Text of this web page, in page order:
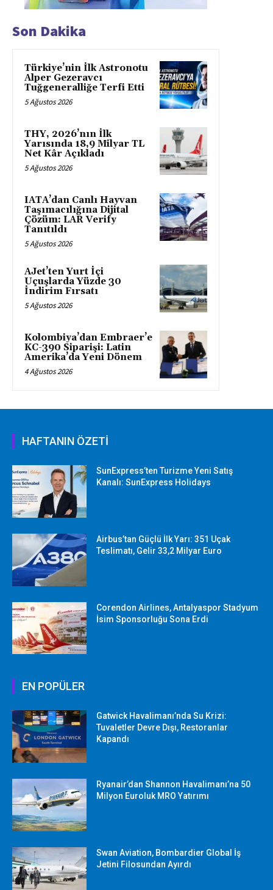
Son Dakika
Türkiye’nin İlk Astronotu
Alper Gezeravcı
Tuğgeneralliğe Terfi Etti
5 Ağustos 2026
THY, 2026’nın İlk
Yarısında 18,9 Milyar TL
Net Kâr Açıkladı
5 Ağustos 2026
IATA’dan Canlı Hayvan
Taşımacılığına Dijital
Çözüm: LAR Verify
Tanıtıldı
5 Ağustos 2026
AJet’ten Yurt İçi
Uçuşlarda Yüzde 30
İndirim Fırsatı
5 Ağustos 2026
Kolombiya’dan Embraer’e
KC-390 Siparişi: Latin
Amerika’da Yeni Dönem
4 Ağustos 2026
HAFTANIN ÖZETİ
SunExpress’ten Turizme Yeni Satış
Kanalı: SunExpress Holidays
Airbus’tan Güçlü İlk Yarı: 351 Uçak
Teslimatı, Gelir 33,2 Milyar Euro
Corendon Airlines, Antalyaspor Stadyum
İsim Sponsorluğu Sona Erdi
EN POPÜLER
Gatwick Havalimanı’nda Su Krizi:
Tuvaletler Devre Dışı, Restoranlar
Kapandı
Ryanair’dan Shannon Havalimanı’na 50
Milyon Euroluk MRO Yatırımı
Swan Aviation, Bombardier Global İş
Jetini Filosundan Ayırdı